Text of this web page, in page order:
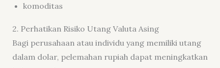
komoditas
2. Perhatikan Risiko Utang Valuta Asing
Bagi perusahaan atau individu yang memiliki utang
dalam dolar, pelemahan rupiah dapat meningkatkan